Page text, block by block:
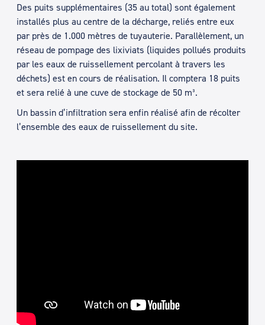
Des puits supplémentaires (35 au total) sont également
installés plus au centre de la décharge, reliés entre eux
par près de 1.000 mètres de tuyauterie. Parallèlement, un
réseau de pompage des lixiviats (liquides pollués produits
par les eaux de ruissellement percolant à travers les
déchets) est en cours de réalisation. Il comptera 18 puits
et sera relié à une cuve de stockage de 50 m³.
Un bassin d’infiltration sera enfin réalisé afin de récolter
l’ensemble des eaux de ruissellement du site.